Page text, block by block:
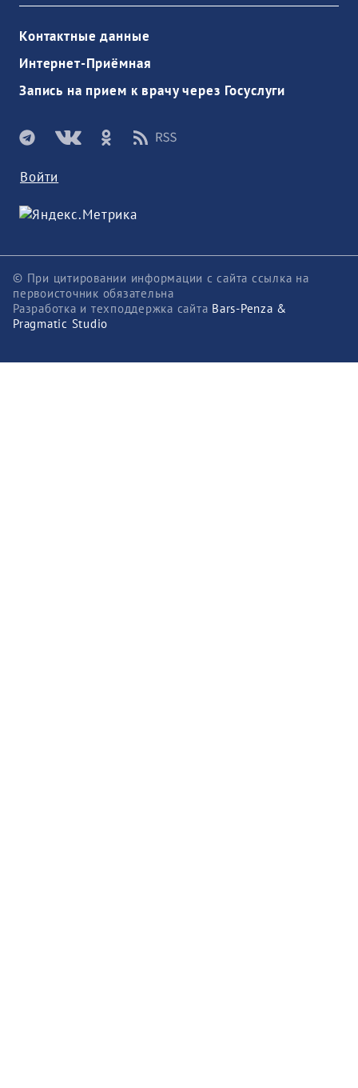
Контактные данные
Интернет-Приёмная
Запись на прием к врачу через Госуслуги
Войти
© При цитировании информации с сайта ссылка на
первоисточник обязательна
Разработка и техподдержка сайта Bars-Penza &
Pragmatic Studio